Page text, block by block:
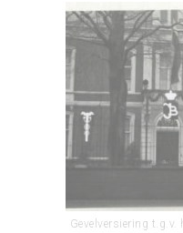
Gevelversiering t.g.v.